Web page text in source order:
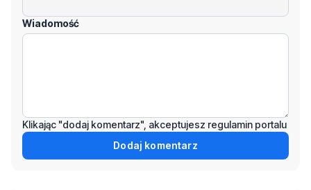
Wiadomość
Klikając "dodaj komentarz", akceptujesz regulamin portalu
Dodaj komentarz